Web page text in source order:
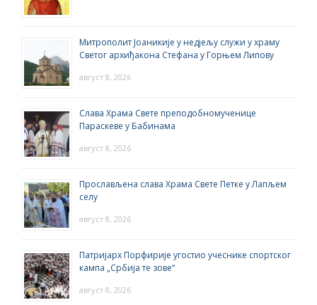
Митрополит Јоаникије у недјељу служи у храму
Светог архиђакона Стефана у Горњем Липову
август 8, 2026
Слава Храма Свете преподобномученице
Параскеве у Бабинама
август 8, 2026
Прослављена слава Храма Свете Петке у Лапљем
селу
август 8, 2026
Патријарх Порфирије угостио учеснике спортског
кампа „Србија те зове“
август 8, 2026